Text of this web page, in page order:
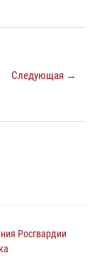
Следующая →
Росгвардии